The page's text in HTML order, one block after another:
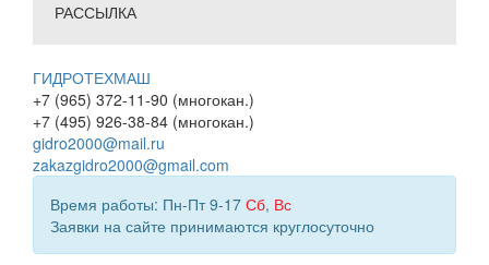
РАССЫЛКА
ГИДРОТЕХМАШ
+7 (965) 372-11-90 (многокан.)
+7 (495) 926-38-84 (многокан.)
gidro2000@mail.ru
zakazgidro2000@gmail.com
Время работы: Пн-Пт 9-17 Сб, Вс
Заявки на сайте принимаются круглосуточно